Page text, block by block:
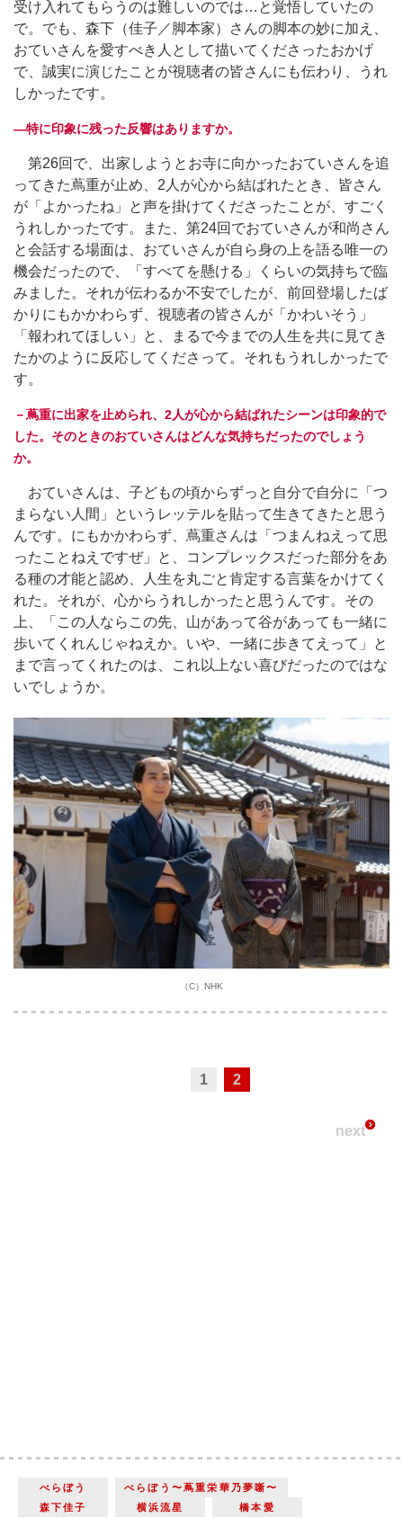
受け入れてもらうのは難しいのでは…と覚悟していたの
で。でも、森下（佳子／脚本家）さんの脚本の妙に加え、
おていさんを愛すべき人として描いてくださったおかげ
で、誠実に演じたことが視聴者の皆さんにも伝わり、うれ
しかったです。
―特に印象に残った反響はありますか。
第26回で、出家しようとお寺に向かったおていさんを追
ってきた蔦重が止め、2人が心から結ばれたとき、皆さん
が「よかったね」と声を掛けてくださったことが、すごく
うれしかったです。また、第24回でおていさんが和尚さん
と会話する場面は、おていさんが自ら身の上を語る唯一の
機会だったので、「すべてを懸ける」くらいの気持ちで臨
みました。それが伝わるか不安でしたが、前回登場したば
かりにもかかわらず、視聴者の皆さんが「かわいそう」
「報われてほしい」と、まるで今までの人生を共に見てき
たかのように反応してくださって。それもうれしかったで
す。
－蔦重に出家を止められ、2人が心から結ばれたシーンは印象的で
した。そのときのおていさんはどんな気持ちだったのでしょう
か。
おていさんは、子どもの頃からずっと自分で自分に「つ
まらない人間」というレッテルを貼って生きてきたと思う
んです。にもかかわらず、蔦重さんは「つまんねえって思
ったことねえですぜ」と、コンプレックスだった部分をあ
る種の才能と認め、人生を丸ごと肯定する言葉をかけてく
れた。それが、心からうれしかったと思うんです。その
上、「この人ならこの先、山があって谷があっても一緒に
歩いてくれんじゃねえか。いや、一緒に歩きてえって」と
まで言ってくれたのは、これ以上ない喜びだったのではな
いでしょうか。
（C）NHK
1 2
next
べらぼう
べらぼう〜蔦重栄華乃夢噺〜
森下佳子
横浜流星 橋本愛